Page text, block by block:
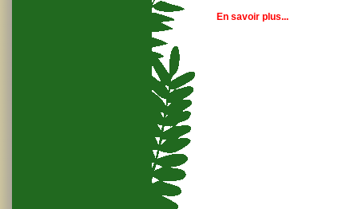
En savoir plus...